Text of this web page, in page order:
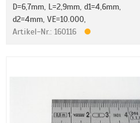
D=6,7mm, L=2,9mm, d1=4,6mm,
d2=4mm, VE=10.000,
Artikel-Nr.: 160116